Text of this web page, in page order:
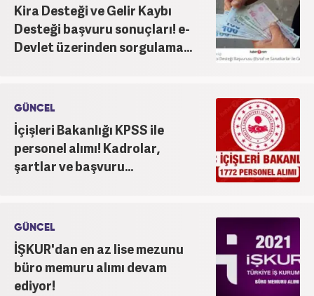
Kira Desteği ve Gelir Kaybı
Desteği başvuru sonuçları! e-
Devlet üzerinden sorgulama...
GÜNCEL
İçişleri Bakanlığı KPSS ile
personel alımı! Kadrolar,
şartlar ve başvuru...
GÜNCEL
İŞKUR'dan en az lise mezunu
büro memuru alımı devam
ediyor!